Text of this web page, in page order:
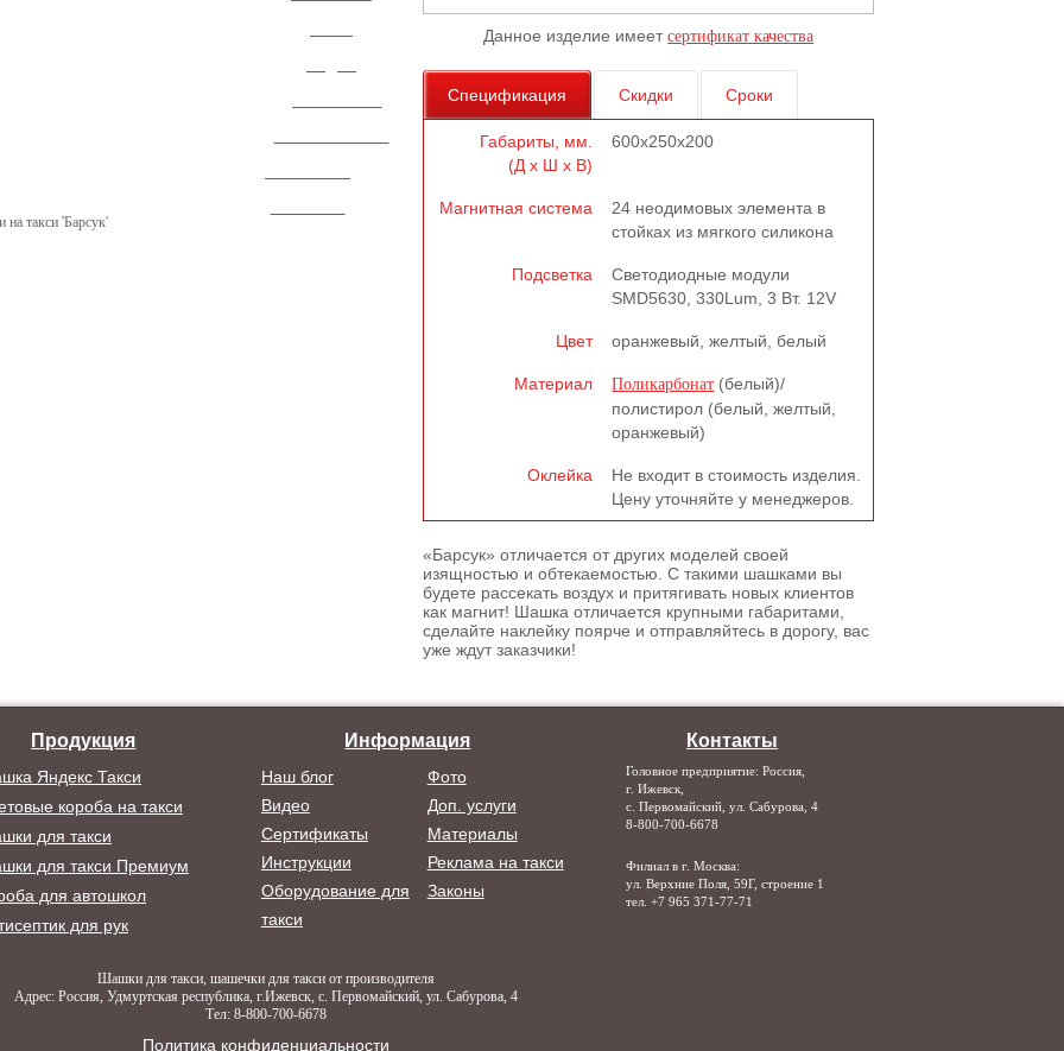
на такси 'Барсук'
Данное изделие имеетсертификат качества
Спецификация Скидки Сроки
Габариты, мм.
(Д х Ш х В)
600х250х200
Магнитная система
24 неодимовых элемента в
стойках из мягкого силикона
Подсветка
Светодиодные модули
SMD5630, 330Lum, 3 Вт. 12V
Цвет оранжевый, желтый, белый
Материал Поликарбонат (белый)/
полистирол (белый, желтый,
оранжевый)
Оклейка
Не входит в стоимость изделия.
Цену уточняйте у менеджеров.
«Барсук» отличается от других моделей своей
изящностью и обтекаемостью. С такими шашками вы
будете рассекать воздух и притягивать новых клиентов
как магнит! Шашка отличается крупными габаритами,
сделайте наклейку поярче и отправляйтесь в дорогу, вас
уже ждут заказчики!
Продукция
Яндекс Такси
короба на такси
для такси
для такси Премиум
для автошкол
для рук
Информация
Наш блог
Фото
Видео
Доп. услуги
Сертификаты
Материалы
Инструкции
Реклама на такси
Оборудование для
такси
Законы
Контакты
Головное предприятие: Россия,
г. Ижевск,
с. Первомайский, ул. Сабурова, 4
8-800-700-6678
Филиал в г. Москва:
ул. Верхние Поля, 59Г, строение 1
тел. +7 965 371-77-71
Шашки для такси, шашечки для такси от производителя
Адрес: Россия, Удмуртская республика, г.Ижевск, с. Первомайский, ул. Сабурова, 4
Тел: 8-800-700-6678
Политика конфиденциальности